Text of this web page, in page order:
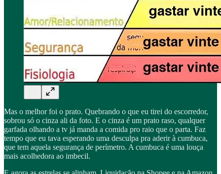
Mas o melhor foi o prato. Quebrando o que eu tirei do escorredor,
sobrou só o cinza ali da foto. E o cinza é um prato raso, qualquer
garfada olhando a tv já manda a comida pro raio que o parta. Faz
tempo que eu tava esperando uma desculpa pra aderir à cumbuca,
que tem aquela segurança de perímetro. A cumbuca é uma louça
mais acolhedora ao imbecil.